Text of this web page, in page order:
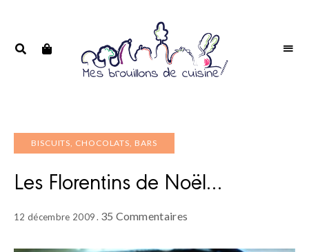
BISCUITS, CHOCOLATS, BARS
Les Florentins de Noël…
12 décembre 2009 35 Commentaires